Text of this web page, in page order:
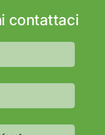
contattaci